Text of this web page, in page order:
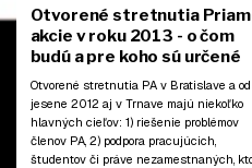
Otvorené stretnutia
akcie v roku 2013 - o čom
budú a pre koho sú určené
Otvorené stretnutia PA v Bratislave a od
jesene 2012 aj v Trnave majú niekoľko
hlavných cieľov: 1) riešenie problémov
členov PA, 2) podpora pracujúcich,
študentov či práve nezamestnaných,